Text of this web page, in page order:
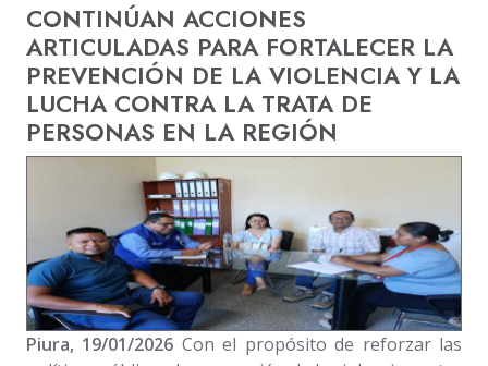
CONTINÚAN ACCIONES
ARTICULADAS PARA FORTALECER LA
PREVENCIÓN DE LA VIOLENCIA Y LA
LUCHA CONTRA LA TRATA DE
PERSONAS EN LA REGIÓN
Piura, 19/01/2026 Con el propósito de reforzar las